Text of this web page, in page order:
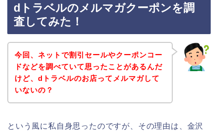
dトラベルのメルマガクーポンを調
査してみた！
今回、ネットで割引セールやクーポンコー
ドなどを調べていて思ったことがあるんだ
けど、dトラベルのお店ってメルマガして
いないの？
という風に私自身思ったのですが、その理由は、金沢